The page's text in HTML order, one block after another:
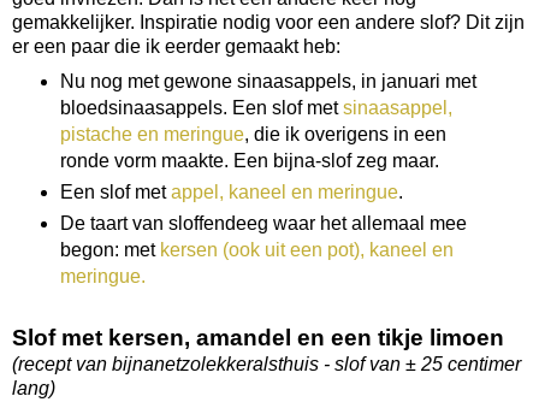
gemakkelijker. Inspiratie nodig voor een andere slof? Dit zijn
er een paar die ik eerder gemaakt heb:
Nu nog met gewone sinaasappels, in januari met
bloedsinaasappels. Een slof metsinaasappel,
pistache en meringue, die ik overigens in een
ronde vorm maakte. Een bijna-slof zeg maar.
Een slof metappel, kaneel en meringue.
De taart van sloffendeeg waar het allemaal mee
begon: met kersen (ook uit een pot), kaneel en
meringue.
Slof met kersen, amandel en een tikje limoen
(recept van bijnanetzolekkeralsthuis - slof van ± 25 centimer
lang)